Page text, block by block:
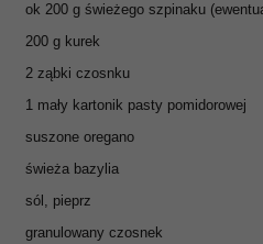
ok 200 g świeżego szpinaku
200 g kurek
2 ząbki czosnku
1 mały kartonik pasty pomidorowej
suszone oregano
świeża bazylia
sól, pieprz
granulowany czosnek